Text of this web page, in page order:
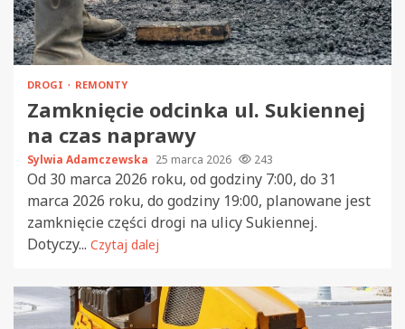
DROGI REMONTY
Zamknięcie odcinka ul. Sukiennej
na czas naprawy
Sylwia Adamczewska 25 marca 2026 243
Od 30 marca 2026 roku, od godziny 7:00, do 31
marca 2026 roku, do godziny 19:00, planowane jest
zamknięcie części drogi na ulicy Sukiennej.
Dotyczy... Czytaj dalej